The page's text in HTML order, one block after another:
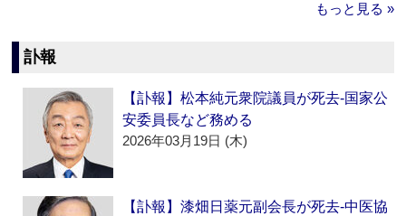
もっと見る »
訃報
【訃報】松本純元衆院議員が死去‐国家公
安委員長など務める
2026年03月19日 (木)
【訃報】漆畑日薬元副会長が死去‐中医協